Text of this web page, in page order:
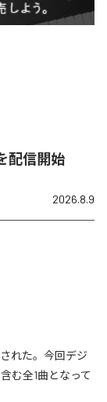
配信開始
2026.8.9
れた。今回デジ
む全1曲となって